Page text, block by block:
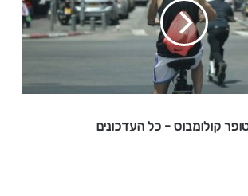
קולומבוס - כל העדכונים